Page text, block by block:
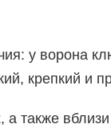
у ворона
крепкий и
а также